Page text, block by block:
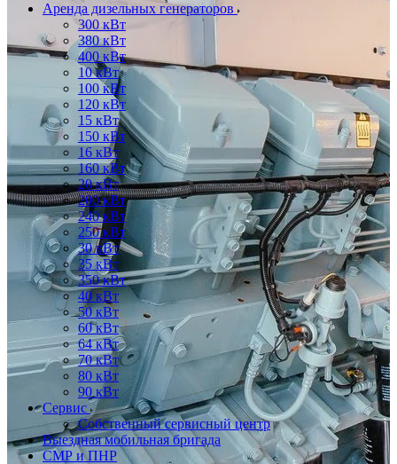
Аренда дизельных генераторов
300 кВт
380 кВт
400 кВт
10 кВт
100 кВт
120 кВт
15 кВт
150 кВт
16 кВт
160 кВт
20 кВт
200 кВт
240 кВт
250 кВт
30 кВт
35 кВт
350 кВт
40 кВт
50 кВт
60 кВт
64 кВт
70 кВт
80 кВт
90 кВт
Сервис
Собственный сервисный центр
Выездная мобильная бригада
СМР и ПНР